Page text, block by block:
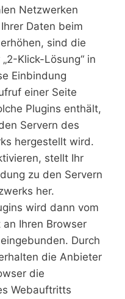
Netzwerken
Daten beim
sind die
Klick-Lösung“ in
Einbindung
einer Seite
Plugins enthält,
Servern des
hergestellt wird.
stellt Ihr
zu den Servern
her.
wird dann vom
Ihren Browser
Durch
die Anbieter
die
Webauftritts